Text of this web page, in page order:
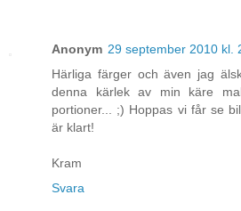
Anonym 29 september 2010 kl.
Härliga färger och även jag
denna kärlek av min käre
portioner... ;) Hoppas vi får se
är klart!
Kram
Svara